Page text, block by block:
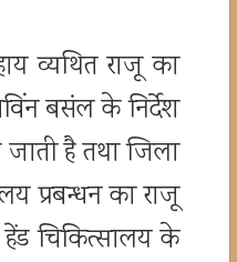
व्यथित राजू का
बसंल के निर्देश
जाती है तथा जिला
प्रबन्धन का राजू
चिकित्सालय के